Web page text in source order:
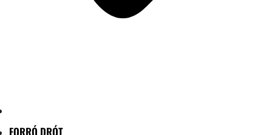
FORRÓ DRÓT